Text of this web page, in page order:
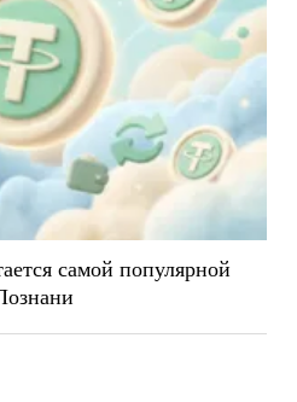
самой популярной